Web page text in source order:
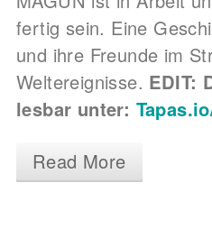
fertig sein. Eine
und ihre Freunde im
Weltereignisse. EDIT:
lesbar unter:
Read More